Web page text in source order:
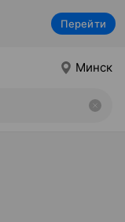
Перейти
Минск